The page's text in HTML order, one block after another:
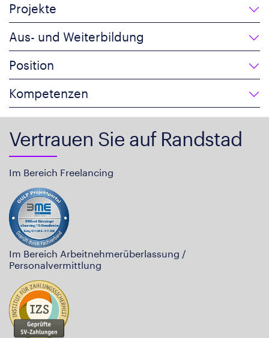
Projekte
Aus- und Weiterbildung
Position
Kompetenzen
Vertrauen Sie auf Randstad
Im Bereich Freelancing
Im Bereich Arbeitnehmerüberlassung /
Personalvermittlung